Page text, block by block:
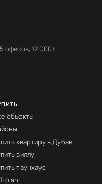
офисов, 12 000+
объекты
квартиру в Дубае
виллу
таунхаус
plan